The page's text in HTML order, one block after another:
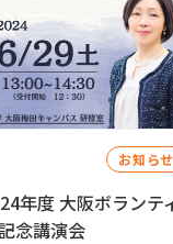
お知らせ
年度 大阪ボランテ
念講演会